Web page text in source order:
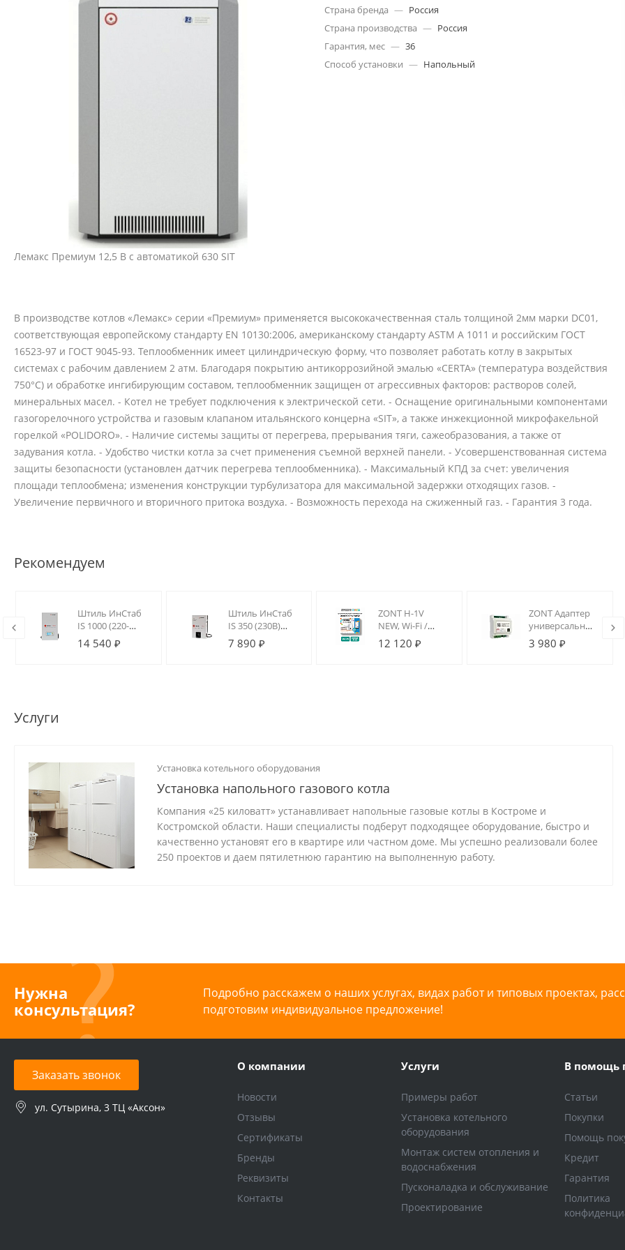
Лемакс Премиум 12,5 В с автоматикой 630 SIT
Страна бренда — Россия
Страна производства — Россия
Гарантия, мес — 36
Способ установки — Напольный
В производстве котлов «Лемакс» серии «Премиум» применяется высококачественная сталь толщиной 2мм марки DC01,
соответствующая европейскому стандарту EN 10130:2006, американскому стандарту ASTM A 1011 и российским ГОСТ
16523-97 и ГОСТ 9045-93. Теплообменник имеет цилиндрическую форму, что позволяет работать котлу в закрытых
системах с рабочим давлением 2 атм. Благодаря покрытию антикоррозийной эмалью «CERTA» (температура воздействия
750°С) и обработке ингибирующим составом, теплообменник защищен от агрессивных факторов: растворов солей,
минеральных масел. - Котел не требует подключения к электрической сети. - Оснащение оригинальными компонентами
газогорелочного устройства и газовым клапаном итальянского концерна «SIT», а также инжекционной микрофакельной
горелкой «POLIDORO». - Наличие системы защиты от перегрева, прерывания тяги, сажеобразования, а также от
задувания котла. - Удобство чистки котла за счет применения съемной верхней панели. - Усовершенствованная система
защиты безопасности (установлен датчик перегрева теплообменника). - Максимальный КПД за счет: увеличения
площади теплообмена; изменения конструкции турбулизатора для максимальной задержки отходящих газов. -
Увеличение первичного и вторичного притока воздуха. - Возможность перехода на сжиженный газ. - Гарантия 3 года.
Рекомендуем
Штиль ИнСтаб
IS 1000 (220-
230В)
Стабилизатор
14 540 ₽
Штиль ИнСтаб
IS 350 (230В)
Стабилизатор
напряжения
7 890 ₽
ZONT H-1V
NEW, Wi-Fi /
GSM термостат
для котлов на
12 120 ₽
ZONT Адаптер
универсальный
для
подключения
3 980 ₽
Услуги
Установка котельного оборудования
Установка напольного газового котла
Компания «25 киловатт» устанавливает напольные газовые котлы в Костроме и
Костромской области. Наши специалисты подберут подходящее оборудование, быстро и
качественно установят его в квартире или частном доме. Мы успешно реализовали более
250 проектов и даем пятилетнюю гарантию на выполненную работу.
Нужна
консультация?
Подробно расскажем о наших услугах, видах работ и типовых проектах,
подготовим индивидуальное предложение!
Заказать звонок
ул. Сутырина, 3 ТЦ «Аксон»
О компании
Новости
Отзывы
Сертификаты
Бренды
Реквизиты
Контакты
Услуги
Примеры работ
Установка котельного
оборудования
Монтаж систем отопления и
водоснабжения
Пусконаладка и обслуживание
Проектирование
В помощь
Статьи
Покупки
Помощь
Кредит
Гарантия
Политика